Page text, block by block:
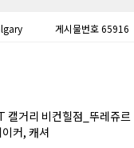
게시물번호 65916
캘거리 비컨힐점_뚜레쥬르
커, 캐셔